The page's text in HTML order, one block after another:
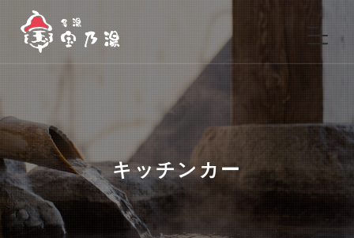
キッチンカー